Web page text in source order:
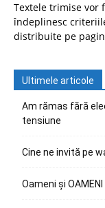
Textele trimise vor
îndeplinesc
distribuite pe
Ultimele articole
Am rămas fără
tensiune
Cine ne invită pe
Oameni și OAMENI